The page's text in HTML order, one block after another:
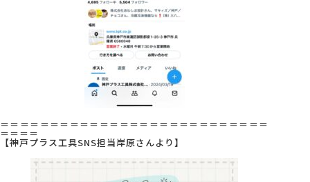
＝＝＝＝＝＝＝＝＝＝＝＝＝＝＝＝＝＝＝＝＝＝＝＝＝＝＝
＝＝＝＝
【神戸プラス工具SNS担当岸原さんより】